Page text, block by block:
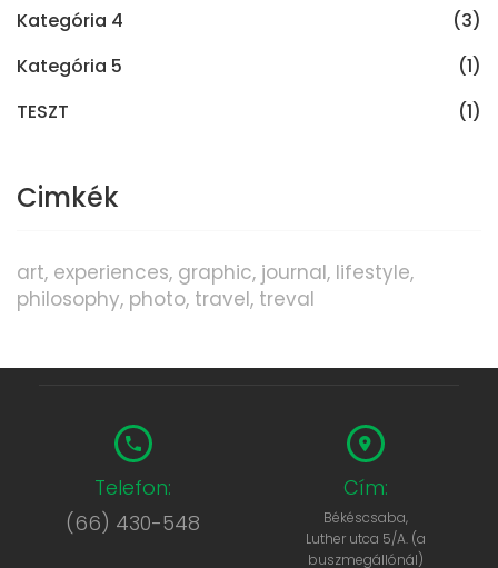
Kategória 4
(3)
Kategória 5
(1)
TESZT
(1)
Cimkék
art experiences graphic journal lifestyle
philosophy photo travel treval
Telefon:
(66) 430-548
Cím:
Békéscsaba,
Luther utca 5/A. (a
buszmegállónál)